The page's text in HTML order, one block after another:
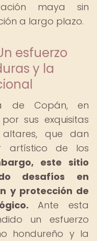
maya sin
a largo plazo.
esfuerzo
y la
de Copán, en
sus exquisitas
que dan
artístico de los
este sitio
desafíos en
y protección de
Ante esta
un esfuerzo
hondureño y la